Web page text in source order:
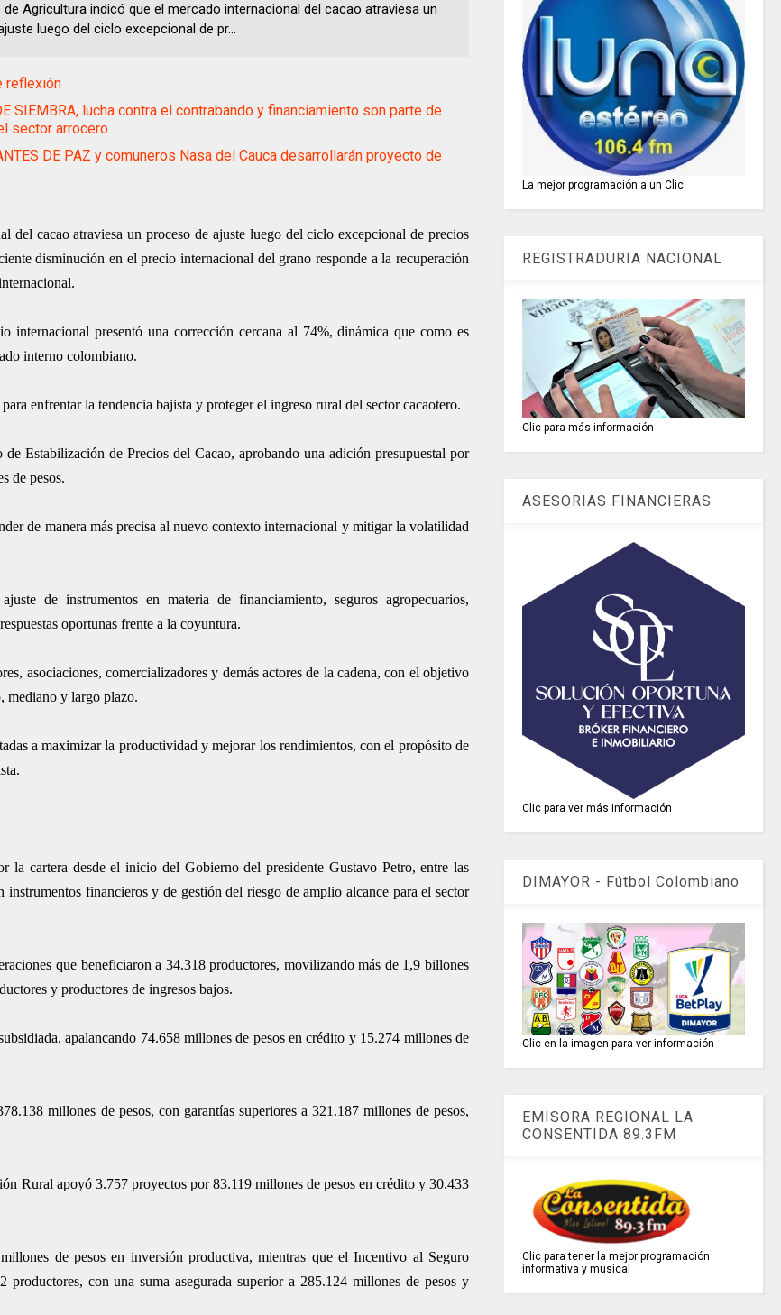
de Agricultura indicó que el mercado internacional del cacao atraviesa un
luego del ciclo excepcional de pr...
reflexión
SIEMBRA, lucha contra el contrabando y financiamiento son parte de
sector arrocero.
DE PAZ y comuneros Nasa del Cauca desarrollarán proyecto de
cacao atraviesa un proceso de ajuste luego del ciclo excepcional de precios
disminución en el precio internacional del grano responde a la recuperación
presentó una corrección cercana al 74%, dinámica que como es
interno colombiano.
enfrentar la tendencia bajista y proteger el ingreso rural del sector cacaotero.
Estabilización de Precios del Cacao, aprobando una adición presupuestal por
de pesos.
de manera más precisa al nuevo contexto internacional y mitigar la volatilidad
de instrumentos en materia de financiamiento, seguros agropecuarios,
oportunas frente a la coyuntura.
asociaciones, comercializadores y demás actores de la cadena, con el objetivo
mediano y largo plazo.
a maximizar la productividad y mejorar los rendimientos, con el propósito de
cartera desde el inicio del Gobierno del presidente Gustavo Petro, entre las
financieros y de gestión del riesgo de amplio alcance para el sector
que beneficiaron a 34.318 productores, movilizando más de 1,9 billones
y productores de ingresos bajos.
apalancando 74.658 millones de pesos en crédito y 15.274 millones de
millones de pesos, con garantías superiores a 321.187 millones de pesos,
Rural apoyó 3.757 proyectos por 83.119 millones de pesos en crédito y 30.433
de pesos en inversión productiva, mientras que el Incentivo al Seguro
con una suma asegurada superior a 285.124 millones de pesos y
La mejor programación a un Clic
REGISTRADURIA NACIONAL
Clic para más información
ASESORIAS FINANCIERAS
Clic para ver más información
DIMAYOR - Fútbol Colombiano
Clic en la imagen para ver información
EMISORA REGIONAL LA
CONSENTIDA 89.3FM
Clic para tener la mejor programación
informativa y musical